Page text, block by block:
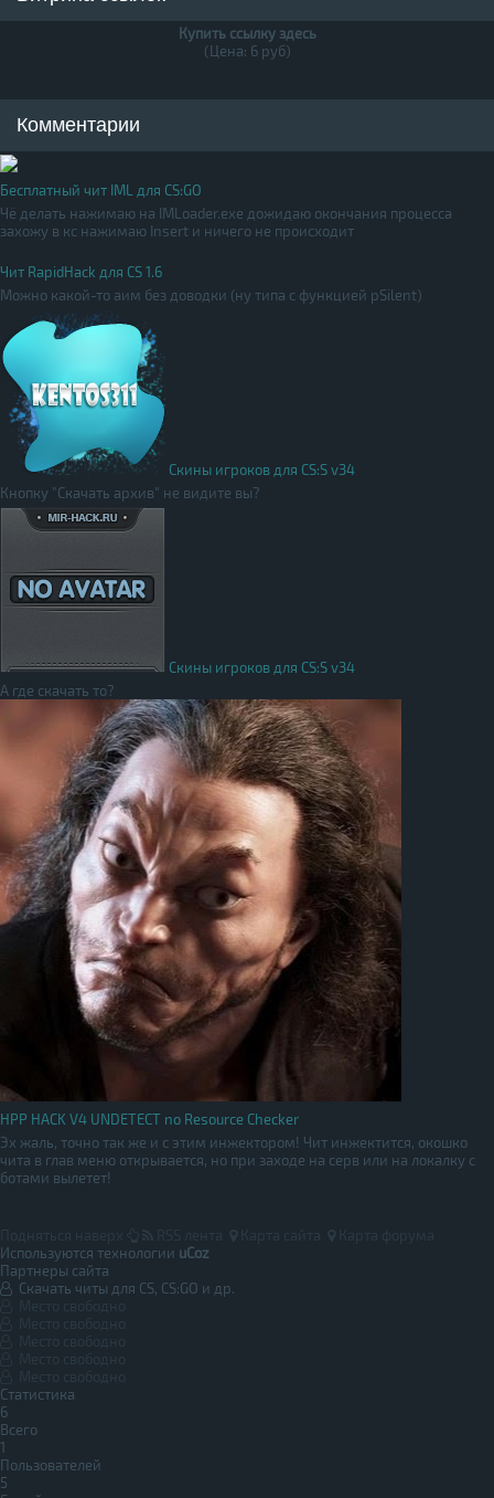
Купить ссылку здесь
(Цена: 6 руб)
Комментарии
Бесплатный чит IML для CS:GO
Чё делать нажимаю на IMLoader.exe дожидаю окончания процесса
захожу в кс нажимаю Insert и ничего не происходит
Чит RapidHack для CS 1.6
Можно какой-то аим без доводки (ну типа с функцией pSilent)
Скины игроков для CS:S v34
Кнопку "Скачать архив" не видите вы?
Скины игроков для CS:S v34
А где скачать то?
HPP HACK V4 UNDETECT no Resource Checker
Эх жаль, точно так же и с этим инжектором! Чит инжектится, окошко
чита в глав меню открывается, но при заходе на серв или на локалку с
ботами вылетет!
Используются технологии uCoz
Партнеры сайта
Скачать читы для CS, CS:GO и др.
Статистика
6
Всего
1
Пользователей
5